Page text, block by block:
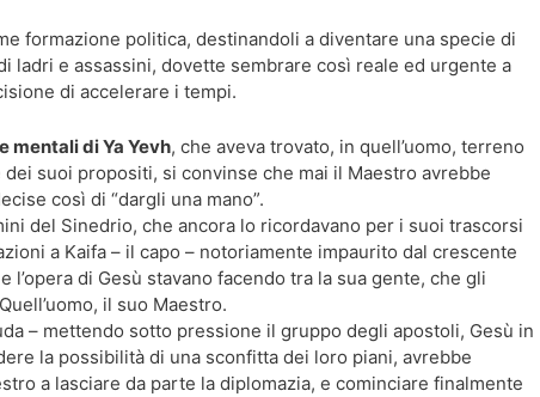
formazione politica, destinandoli a diventare una specie di
ladri e assassini, dovette sembrare così reale ed urgente a
di accelerare i tempi.
mentali di Ya Yevh, che aveva trovato, in quell’uomo, terreno
suoi propositi, si convinse che mai il Maestro avrebbe
così di “dargli una mano”.
del Sinedrio, che ancora lo ricordavano per i suoi trascorsi
a Kaifa – il capo – notoriamente impaurito dal crescente
l’opera di Gesù stavano facendo tra la sua gente, che gli
il suo Maestro.
– mettendo sotto pressione il gruppo degli apostoli, Gesù in
la possibilità di una sconfitta dei loro piani, avrebbe
a lasciare da parte la diplomazia, e cominciare finalmente